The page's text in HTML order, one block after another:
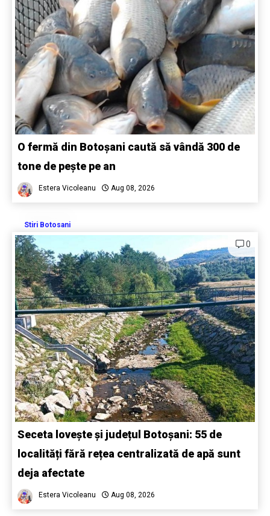
O fermă din Botoșani caută să vândă 300 de
tone de pește pe an
Estera Vicoleanu Aug 08, 2026
Stiri Botosani
0
Seceta lovește și județul Botoșani: 55 de
localități fără rețea centralizată de apă sunt
deja afectate
Estera Vicoleanu Aug 08, 2026